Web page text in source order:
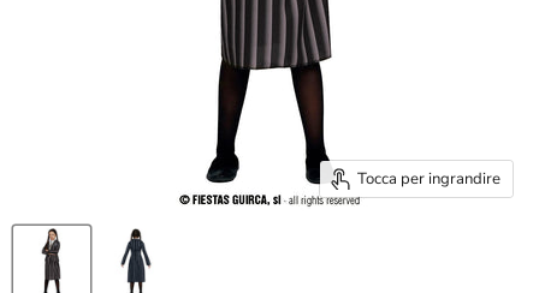
Tocca per ingrandire